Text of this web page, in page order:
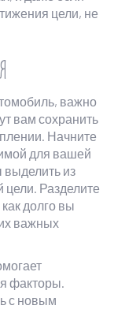
цели, не
важно
вам сохранить
Начните
для вашей
выделить из
цели. Разделите
долго вы
важных
факторы.
с новым